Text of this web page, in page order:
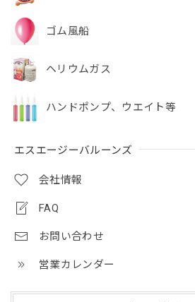
ゴム風船
ヘリウムガス
ハンドポンプ、ウエイト等
エスエージーバルーンズ
会社情報
FAQ
お問い合わせ
営業カレンダー